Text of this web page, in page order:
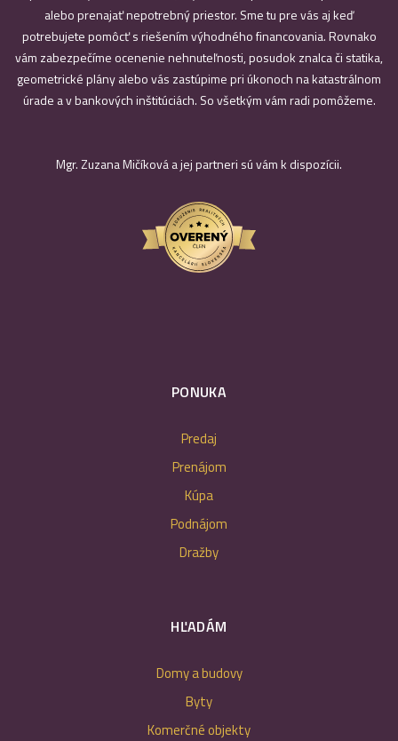
alebo prenajať nepotrebný priestor. Sme tu pre vás aj keď
potrebujete pomôcť s riešením výhodného financovania. Rovnako
vám zabezpečíme ocenenie nehnuteľnosti, posudok znalca či statika,
geometrické plány alebo vás zastúpime pri úkonoch na katastrálnom
úrade a v bankových inštitúciách. So všetkým vám radi pomôžeme.
Mgr. Zuzana Mičíková a jej partneri sú vám k dispozícii.
PONUKA
Predaj
Prenájom
Kúpa
Podnájom
Dražby
HĽADÁM
Domy a budovy
Byty
Komerčné objekty